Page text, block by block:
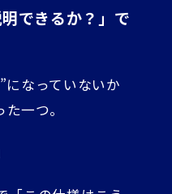
できるか？」で
になっていないか
一つ。